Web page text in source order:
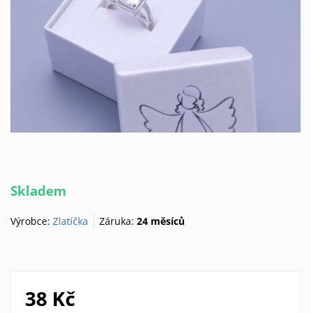
Skladem
Výrobce: Zlatíčka Záruka:24 měsíců
38 Kč